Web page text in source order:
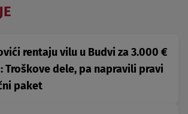
rentaju vilu u Budvi za 3.000 €
Troškove dele, pa napravili pravi
paket